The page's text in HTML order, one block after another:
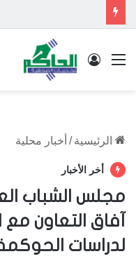
القائمة تسجيل الدخول
الرئيسية / أخبار محلية
أخر الأخبار
مجلس الشباب
آفاق التعاون مع
لدراسات